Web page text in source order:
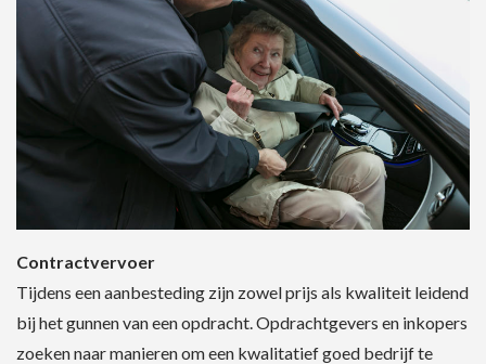
Contractvervoer
Tijdens een aanbesteding zijn zowel prijs als kwaliteit leidend
bij het gunnen van een opdracht. Opdrachtgevers en inkopers
zoeken naar manieren om een kwalitatief goed bedrijf te